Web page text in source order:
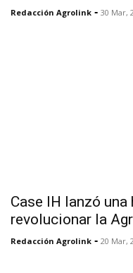
Redacción Agrolink - 30 Mar,
Case IH lanzó
revolucionar la
Redacción Agrolink - 20 Mar,